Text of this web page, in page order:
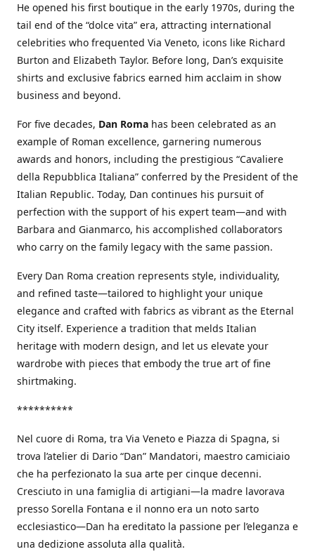
He opened his first boutique in the early 1970s, during the
tail end of the “dolce vita” era, attracting international
celebrities who frequented Via Veneto, icons like Richard
Burton and Elizabeth Taylor. Before long, Dan’s exquisite
shirts and exclusive fabrics earned him acclaim in show
business and beyond.
For five decades, Dan Roma has been celebrated as an
example of Roman excellence, garnering numerous
awards and honors, including the prestigious “Cavaliere
della Repubblica Italiana” conferred by the President of the
Italian Republic. Today, Dan continues his pursuit of
perfection with the support of his expert team—and with
Barbara and Gianmarco, his accomplished collaborators
who carry on the family legacy with the same passion.
Every Dan Roma creation represents style, individuality,
and refined taste—tailored to highlight your unique
elegance and crafted with fabrics as vibrant as the Eternal
City itself. Experience a tradition that melds Italian
heritage with modern design, and let us elevate your
wardrobe with pieces that embody the true art of fine
shirtmaking.
**********
Nel cuore di Roma, tra Via Veneto e Piazza di Spagna, si
trova l’atelier di Dario “Dan” Mandatori, maestro camiciaio
che ha perfezionato la sua arte per cinque decenni.
Cresciuto in una famiglia di artigiani—la madre lavorava
presso Sorella Fontana e il nonno era un noto sarto
ecclesiastico—Dan ha ereditato la passione per l’eleganza e
una dedizione assoluta alla qualità.